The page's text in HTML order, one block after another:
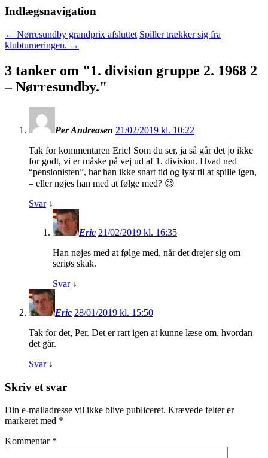
Indlægsnavigation
← Nørresundby grandprix afsluttet Spiller trækker sig fra
klubturneringen. →
3 tanker om "1. division gruppe 2. 1968 2
– Nørresundby."
Per Andreasen 21/02/2019 kl. 10:22
Tak for kommentaren Eric! Som du ser, ja så går det jo ikke
for godt, vi er måske på vej ud af 1. division. Hvad ned
“pensionisten”, har han ikke snart tid og lyst til at spille igen,
– eller nøjes han med at følge med? 😉
Svar ↓
Eric 21/02/2019 kl. 16:35
Han nøjes med at følge med, når det drejer sig om
seriøs skak.
Svar ↓
Eric 28/01/2019 kl. 15:50
Tak for det, Per. Det er rart igen at kunne læse om, hvordan
det går.
Svar ↓
Skriv et svar
Din e-mailadresse vil ikke blive publiceret. Krævede felter er
markeret med *
Kommentar *